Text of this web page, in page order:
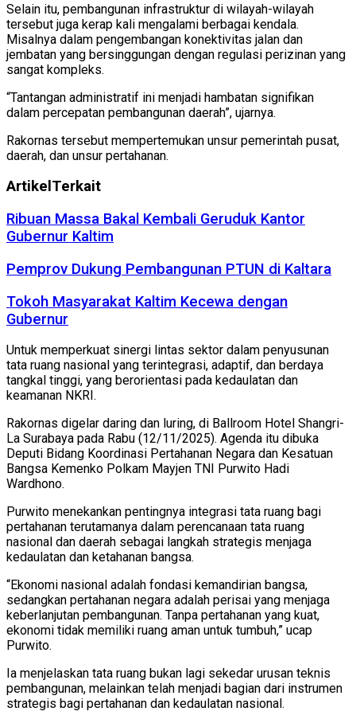
Selain itu, pembangunan infrastruktur di wilayah-wilayah
tersebut juga kerap kali mengalami berbagai kendala.
Misalnya dalam pengembangan konektivitas jalan dan
jembatan yang bersinggungan dengan regulasi perizinan yang
sangat kompleks.
“Tantangan administratif ini menjadi hambatan signifikan
dalam percepatan pembangunan daerah”, ujarnya.
Rakornas tersebut mempertemukan unsur pemerintah pusat,
daerah, dan unsur pertahanan.
Artikel Terkait
Ribuan Massa Bakal Kembali Geruduk Kantor
Gubernur Kaltim
Pemprov Dukung Pembangunan PTUN di Kaltara
Tokoh Masyarakat Kaltim Kecewa dengan
Gubernur
Untuk memperkuat sinergi lintas sektor dalam penyusunan
tata ruang nasional yang terintegrasi, adaptif, dan berdaya
tangkal tinggi, yang berorientasi pada kedaulatan dan
keamanan NKRI.
Rakornas digelar daring dan luring, di Ballroom Hotel Shangri-
La Surabaya pada Rabu (12/11/2025). Agenda itu dibuka
Deputi Bidang Koordinasi Pertahanan Negara dan Kesatuan
Bangsa Kemenko Polkam Mayjen TNI Purwito Hadi
Wardhono.
Purwito menekankan pentingnya integrasi tata ruang bagi
pertahanan terutamanya dalam perencanaan tata ruang
nasional dan daerah sebagai langkah strategis menjaga
kedaulatan dan ketahanan bangsa.
“Ekonomi nasional adalah fondasi kemandirian bangsa,
sedangkan pertahanan negara adalah perisai yang menjaga
keberlanjutan pembangunan. Tanpa pertahanan yang kuat,
ekonomi tidak memiliki ruang aman untuk tumbuh,” ucap
Purwito.
Ia menjelaskan tata ruang bukan lagi sekedar urusan teknis
pembangunan, melainkan telah menjadi bagian dari instrumen
strategis bagi pertahanan dan kedaulatan nasional.